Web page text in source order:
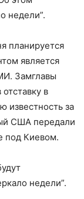
недели”.
планируется
является
Замглавы
в
известность за
США передали
под Киевом.
недели”.